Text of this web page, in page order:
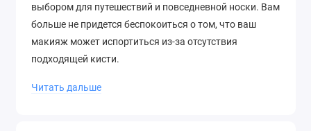
выбором для путешествий и повседневной носки. Вам
больше не придется беспокоиться о том, что ваш
макияж может испортиться из-за отсутствия
подходящей кисти.
Не упустите возможность приобрести кисть MD7 и
Читать дальше